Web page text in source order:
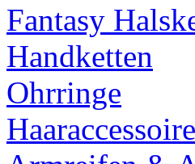
Fantasy
Handketten
Ohrringe